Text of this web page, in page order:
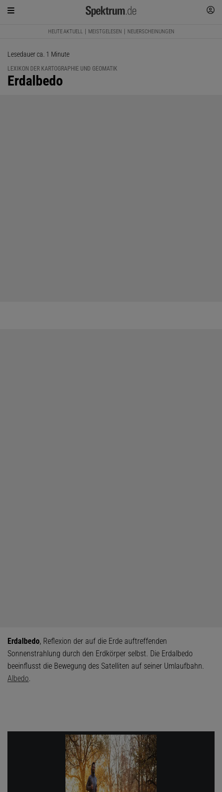
HEUTE AKTUELL MEISTGELESEN NEUERSCHEINUNGEN
Lesedauer ca. 1 Minute
LEXIKON DER KARTOGRAPHIE UND GEOMATIK
:
Erdalbedo
Erdalbedo, Reflexion der auf die Erde auftreffenden
Sonnenstrahlung durch den Erdkörper selbst. Die Erdalbedo
beeinflusst die Bewegung des Satelliten auf seiner Umlaufbahn.
Albedo.